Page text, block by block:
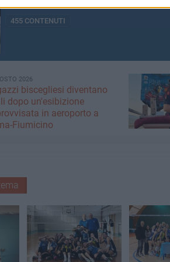
Tutti i contenuti
455 CONTENUTI
2026
biscegliesi diventano
dopo un'esibizione
in aeroporto a
Fiumicino